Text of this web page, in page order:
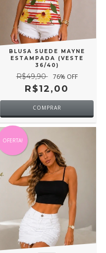
BLUSA SUEDE MAYNE
ESTAMPADA (VESTE
36/40)
R$49,90 76% OFF
R$12,00
COMPRAR
OFERTA!